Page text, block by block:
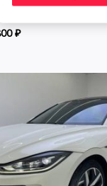
| Красный
₽